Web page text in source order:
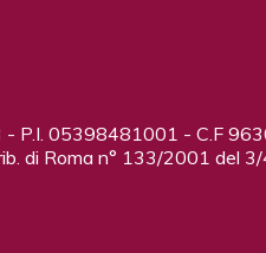
- P.I. 05398481001 - C.F
di Roma n° 133/2001 del